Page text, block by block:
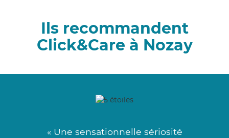
Ils recommandent
Click&Care à Nozay
« Une sensationnelle sériosité